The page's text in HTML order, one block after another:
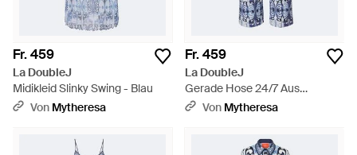
Fr. 459
La DoubleJ
Midikleid Slinky Swing - Blau
Von Mytheresa
Fr. 459
La DoubleJ
Gerade Hose 24/7 Aus
Baumwolle - Blau
Von Mytheresa